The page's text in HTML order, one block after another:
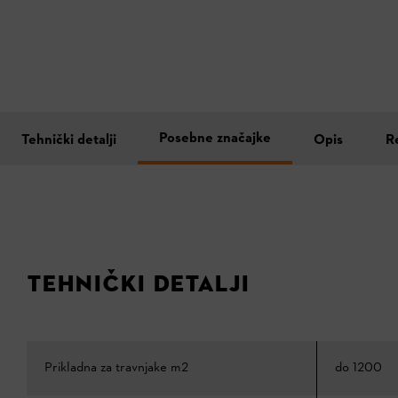
Tehnički detalji Posebne značajke Opis
TEHNIČKI DETALJI
Prikladna za travnjake m2 do 1200